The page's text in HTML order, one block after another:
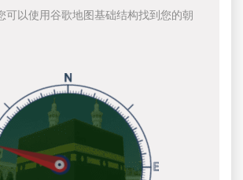
可以使用谷歌地图基础结构找到您的朝